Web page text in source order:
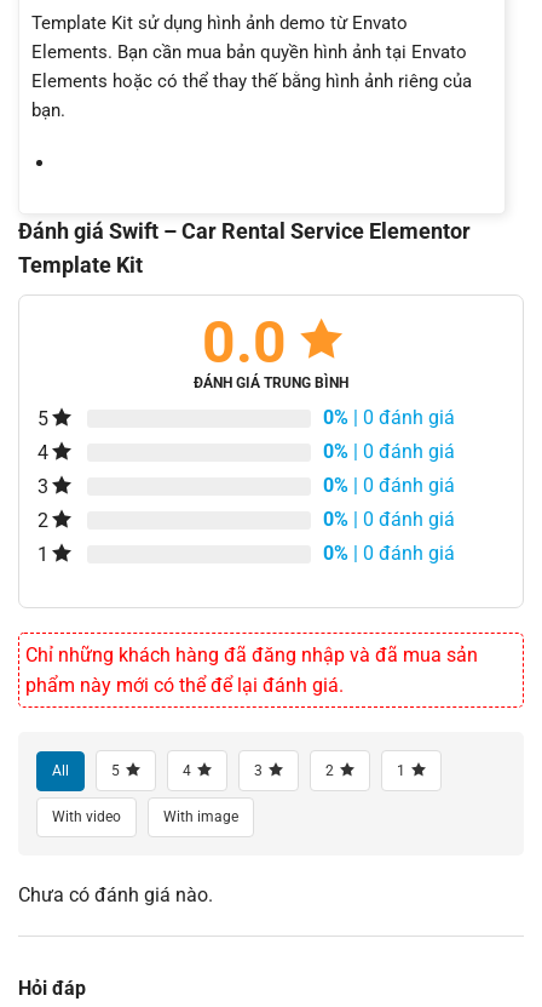
Template Kit sử dụng hình ảnh demo từ Envato
Elements. Bạn cần mua bản quyền hình ảnh tại Envato
Elements hoặc có thể thay thế bằng hình ảnh riêng của
bạn.
Đánh giá Swift – Car Rental Service Elementor
Template Kit
0.0
ĐÁNH GIÁ TRUNG BÌNH
5 0% | 0 đánh giá
4
0% | 0 đánh giá
3
0% | 0 đánh giá
2
0% | 0 đánh giá
1
0% | 0 đánh giá
Chỉ những khách hàng đã đăng nhập và đã mua sản
phẩm này mới có thể để lại đánh giá.
All 5 4 3 2 1
With video With image
Chưa có đánh giá nào.
Hỏi đáp